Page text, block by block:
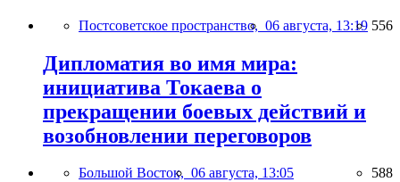
Постсоветское пространство, 06 августа, 13:19 556
Дипломатия во имя мира:
инициатива Токаева о
прекращении боевых действий и
возобновлении переговоров
Большой Восток, 06 августа, 13:05 588